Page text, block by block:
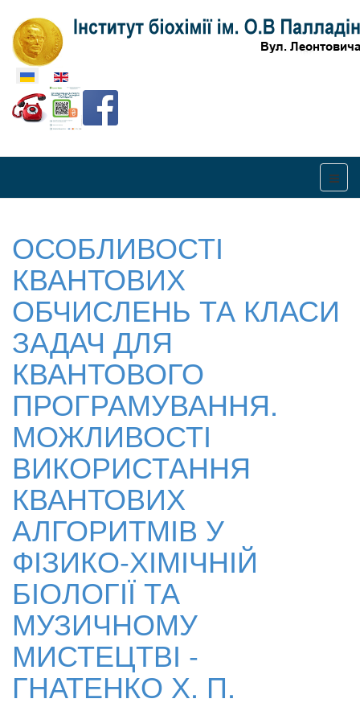
Оберіть свою мову
ОСОБЛИВОСТІ
КВАНТОВИХ
ОБЧИСЛЕНЬ ТА КЛАСИ
ЗАДАЧ ДЛЯ
КВАНТОВОГО
ПРОГРАМУВАННЯ.
МОЖЛИВОСТІ
ВИКОРИСТАННЯ
КВАНТОВИХ
АЛГОРИТМІВ У
ФІЗИКО-ХІМІЧНІЙ
БІОЛОГІЇ ТА
МУЗИЧНОМУ
МИСТЕЦТВІ -
ГНАТЕНКО Х. П.